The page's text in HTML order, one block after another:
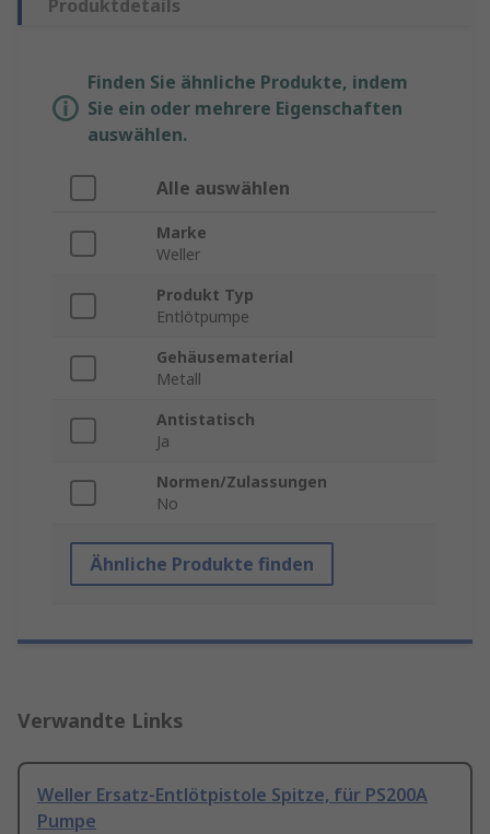
Produktdetails
Finden Sie ähnliche Produkte, indem
Sie ein oder mehrere Eigenschaften
auswählen.
Alle auswählen
Marke
Weller
Produkt Typ
Entlötpumpe
Gehäusematerial
Metall
Antistatisch
Ja
Normen/Zulassungen
No
Ähnliche Produkte finden
Verwandte Links
Weller Ersatz-Entlötpistole Spitze, für PS200A
Pumpe